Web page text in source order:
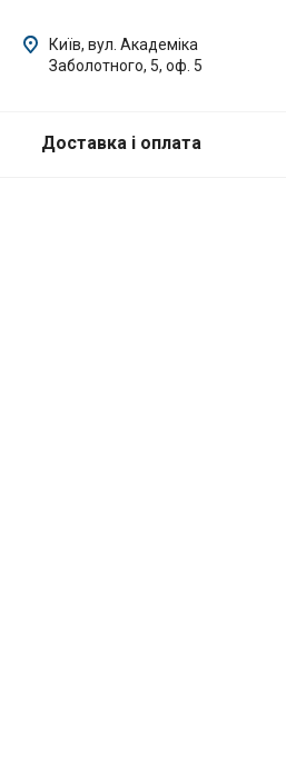
Київ, вул. Академіка
Заболотного, 5, оф. 5
Доставка і оплата